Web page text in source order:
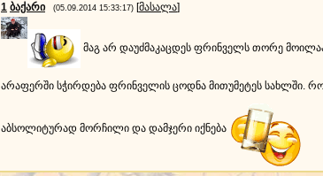
1 ბაქარი (05.09.2014 15:33:17) [მასალა]
მაგ არ დაუძმაკაცდეს ფრინველს თორე
არაფერში სჭირდება ფრინველის ცოდნა მითუმეტეს სახლში.
აბსოლიტურად მორჩილი და დამჯერი იქნება